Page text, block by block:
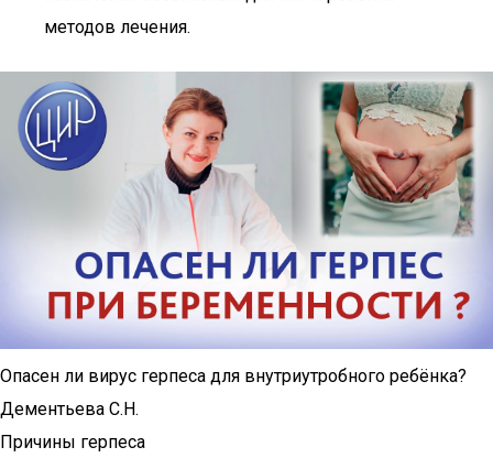
методов лечения.
Опасен ли вирус герпеса для внутриутробного ребёнка?
Дементьева С.Н.
Причины герпеса